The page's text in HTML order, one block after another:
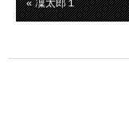
« 凜太郎１